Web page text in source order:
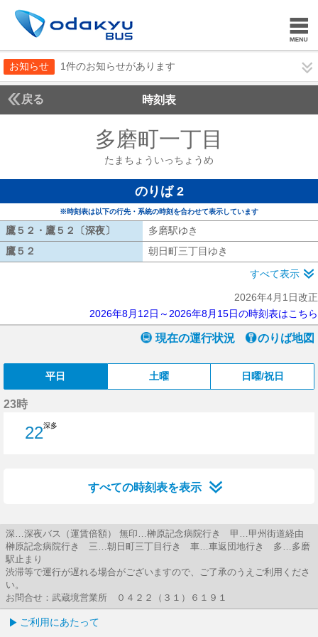
お知らせ 1件のお知らせがあります
戻る 時刻表
多磨町一丁目
たまちょういっちょうめ
のりば 2
※時刻表は以下の行先・系統の時刻を合わせて表示しています
鷹５２・鷹５２〔深夜〕 鷹５２・鷹５２〔深夜〕
多磨駅ゆき
鷹５２
朝日町三丁目ゆき
すべて表示
2026年4月1日改正
2026年8月12日～2026年8月15日の時刻表はこちら
現在の運行状況 のりば地図
平日 土曜 日曜/祝日
23時
22深多
すべての時刻表を表示
深…深夜バス（運賃倍額） 無印…榊原記念病院行き 甲…甲州街道経由
榊原記念病院行き 三…朝日町三丁目行き 車…車返団地行き 多…多磨
駅止まり
渋滞等で運行が遅れる場合がございますので、ご了承のうえご利用くださ
い。
お問合せ：武蔵境営業所 ０４２２（３１）６１９１
ご利用にあたって